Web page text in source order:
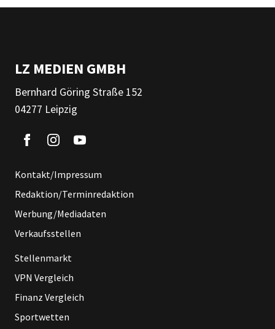
LZ MEDIEN GMBH
Bernhard Göring Straße 152
04277 Leipzig
Kontakt/Impressum
Redaktion/Terminredaktion
Werbung/Mediadaten
Verkaufsstellen
Stellenmarkt
VPN Vergleich
Finanz Vergleich
Sportwetten